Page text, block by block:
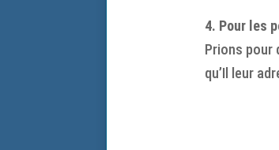
4. Pour les
Prions pour
qu’Il leur